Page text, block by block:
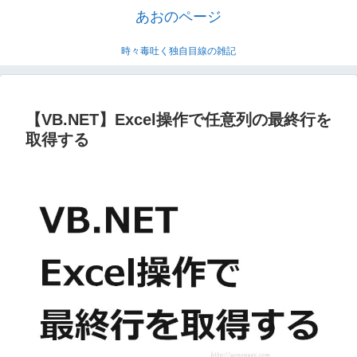
あおのページ
時々毒吐く独自目線の雑記
【VB.NET】Excel操作で任意列の最終行を
取得する